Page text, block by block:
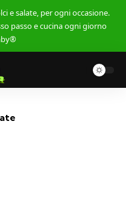
e salate, per ogni occasione.
passo e cucina ogni giorno